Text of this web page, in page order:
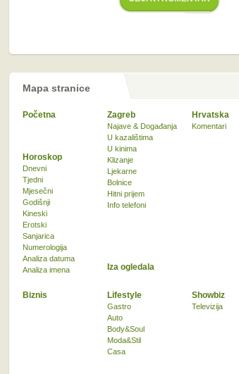
Mapa stranice
Početna Zagreb
Najave & Događanja
U kazalištima
U kinima
Klizanje
Ljekarne
Bolnice
Hitni prijem
Info telefoni
Hrvatska
Komentari
Biznis Lifestyle
Gastro
Auto
Body&Soul
Moda&Stil
Casa
Showbiz
Televizija
Horoskop
Dnevni
Tjedni
Mjesečni
Godišnji
Kineski
Erotski
Sanjarica
Numerologija
Analiza datuma
Analiza imena
Iza ogledala